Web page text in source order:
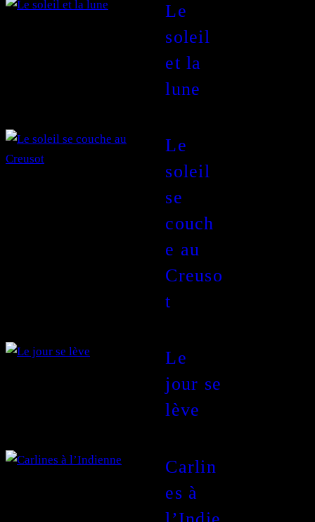
Le
soleil
et la
lune
Le
soleil
se
couch
e au
Creuso
t
Le
jour se
lève
Carlin
es à